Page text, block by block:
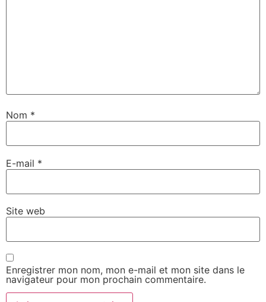
Nom *
E-mail *
Site web
Enregistrer mon nom, mon e-mail et mon site dans le
navigateur pour mon prochain commentaire.